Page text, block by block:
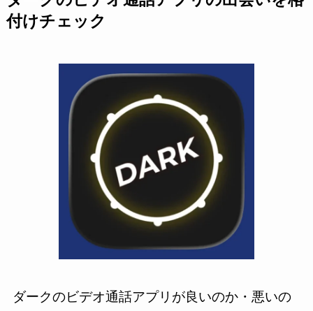
付けチェック
ダークのビデオ通話アプリが良いのか・悪いの